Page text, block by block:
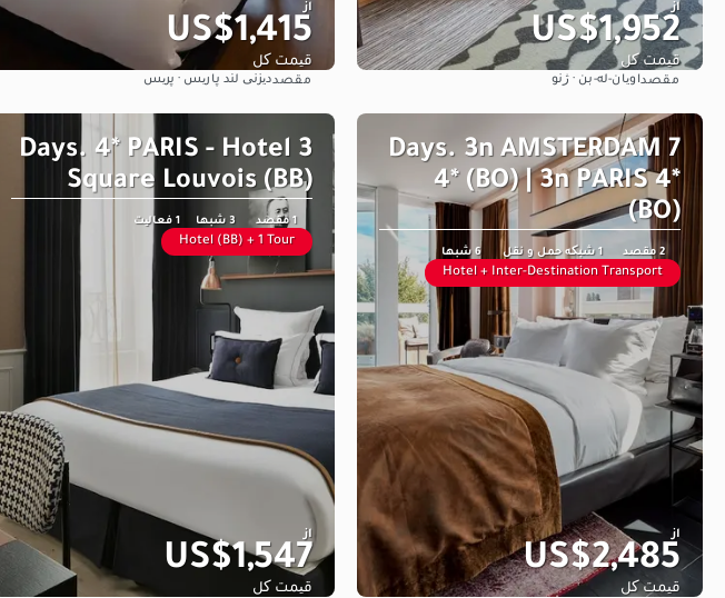
از
US$1,952
قیمت کل
مقصداویان-له-بن · ژنو
از
US$1,415
قیمت کل
مقصددیزنی لند پاریس · پریس
7 Days. 3n AMSTERDAM
4* (BO) | 3n PARIS 4*
(BO)
2 مقصد 1 شبکه حمل و نقل 6 شبها
Hotel + Inter-Destination Transport
از
US$2,485
قیمت کل
3 Days. 4* PARIS - Hotel
Square Louvois (BB)
1 مقصد 3 شبها 1 فعالیت
Hotel (BB) + 1 Tour
از
US$1,547
قیمت کل